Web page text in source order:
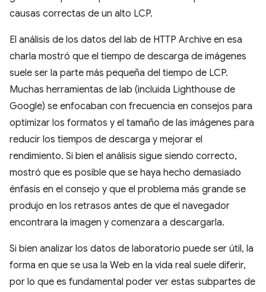
causas correctas de un alto LCP.
El análisis de los datos del lab de HTTP Archive en esa
charla mostró que el tiempo de descarga de imágenes
suele ser la parte más pequeña del tiempo de LCP.
Muchas herramientas de lab (incluida Lighthouse de
Google) se enfocaban con frecuencia en consejos para
optimizar los formatos y el tamaño de las imágenes para
reducir los tiempos de descarga y mejorar el
rendimiento. Si bien el análisis sigue siendo correcto,
mostró que es posible que se haya hecho demasiado
énfasis en el consejo y que el problema más grande se
produjo en los retrasos antes de que el navegador
encontrara la imagen y comenzara a descargarla.
Si bien analizar los datos de laboratorio puede ser útil, la
forma en que se usa la Web en la vida real suele diferir,
por lo que es fundamental poder ver estas subpartes de